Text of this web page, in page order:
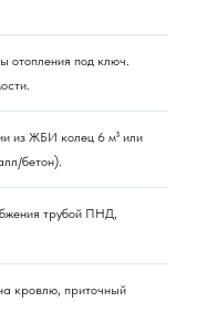
отопления под ключ.
из ЖБИ колец 6 м³ или
бетон).
трубой ПНД,
кровлю, приточный